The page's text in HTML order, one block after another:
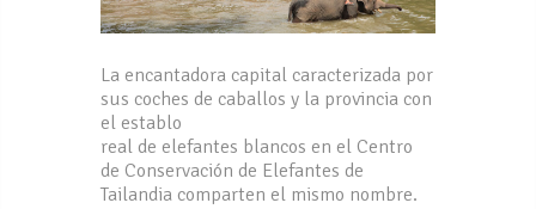
La encantadora capital caracterizada por
sus coches de caballos y la provincia con
el establo
real de elefantes blancos en el Centro
de Conservación de Elefantes de
Tailandia comparten el mismo nombre.